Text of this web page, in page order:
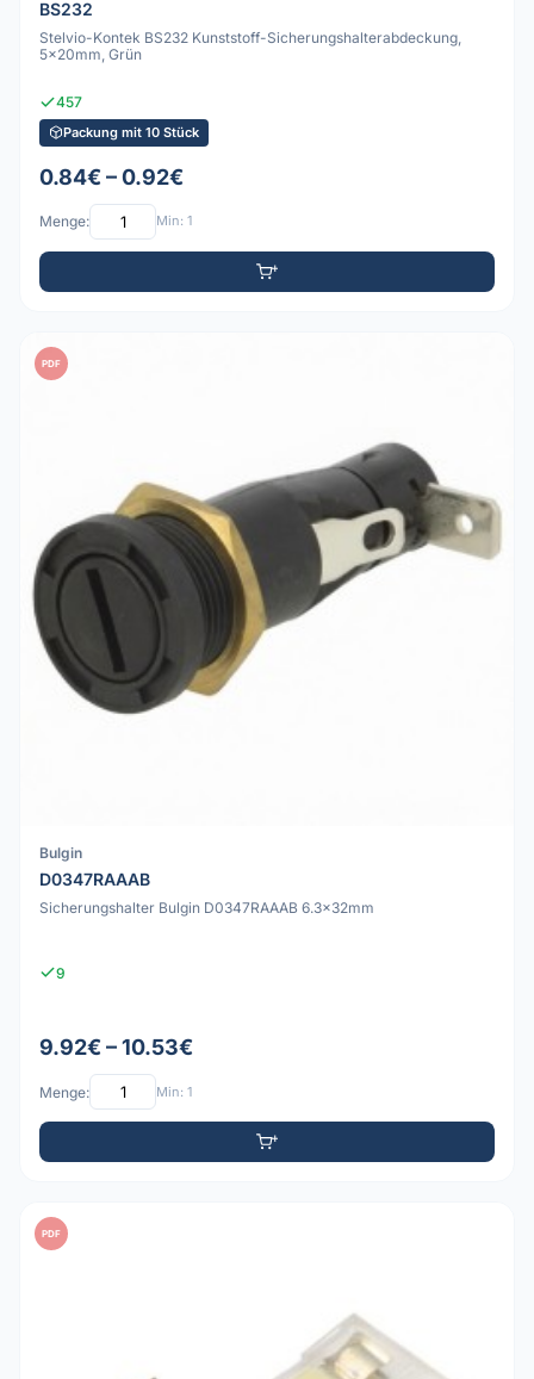
BS232
Stelvio-Kontek BS232 Kunststoff-Sicherungshalterabdeckung,
5x20mm, Grün
457
Packung mit 10 Stück
0.84€ – 0.92€
Menge: Min: 1
PDF
Bulgin
D0347RAAAB
Sicherungshalter Bulgin D0347RAAAB 6.3x32mm
9
9.92€ – 10.53€
Menge: Min: 1
PDF